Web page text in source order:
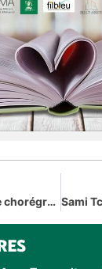
Pleins feux sur le chorégraphe Ass Ayigah